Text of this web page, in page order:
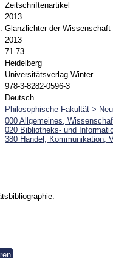
Zeitschriftenartikel
2013
: Glanzlichter der Wissenschaft
2013
71-73
Heidelberg
Universitätsverlag Winter
978-3-8282-0596-3
Deutsch
Philosophische Fakultät >
000 Allgemeines,
020 Bibliotheks- und
380 Handel, Kommunikation,